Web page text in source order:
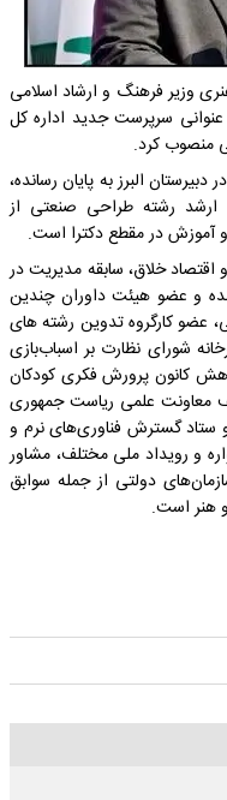
وزیر فرهنگ و ارشاد اسلامی
عنوانی سرپرست جدید اداره کل
منصوب کرد.
البرز به پایان رسانده،
ارشد رشته طراحی صنعتی از
و آموزش در مقطع دکترا است.
خلاق، سابقه مدیریت در
و عضو هیئت داوران چندین
عضو کارگروه تدوین رشته های
شورای نظارت بر اسباب‌بازی
کانون پرورش فکری کودکان
معاونت علمی ریاست جمهوری
ستاد گسترش فناوری‌های نرم و
و رویداد ملی مختلف، مشاور
دولتی از جمله سوابق
هنر است.